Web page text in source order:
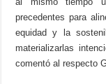
precedentes para
equidad y la
materializarlas
comentó al respecto